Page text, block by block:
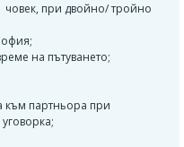
човек, при двойно/ тройно
на пътуването;
към партньора при